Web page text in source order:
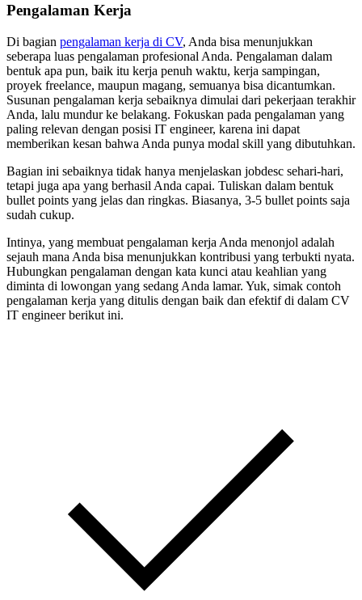
Pengalaman Kerja
Di bagian pengalaman kerja di CV, Anda bisa menunjukkan
seberapa luas pengalaman profesional Anda. Pengalaman dalam
bentuk apa pun, baik itu kerja penuh waktu, kerja sampingan,
proyek freelance, maupun magang, semuanya bisa dicantumkan.
Susunan pengalaman kerja sebaiknya dimulai dari pekerjaan terakhir
Anda, lalu mundur ke belakang. Fokuskan pada pengalaman yang
paling relevan dengan posisi IT engineer, karena ini dapat
memberikan kesan bahwa Anda punya modal skill yang dibutuhkan.
Bagian ini sebaiknya tidak hanya menjelaskan jobdesc sehari-hari,
tetapi juga apa yang berhasil Anda capai. Tuliskan dalam bentuk
bullet points yang jelas dan ringkas. Biasanya, 3-5 bullet points saja
sudah cukup.
Intinya, yang membuat pengalaman kerja Anda menonjol adalah
sejauh mana Anda bisa menunjukkan kontribusi yang terbukti nyata.
Hubungkan pengalaman dengan kata kunci atau keahlian yang
diminta di lowongan yang sedang Anda lamar. Yuk, simak contoh
pengalaman kerja yang ditulis dengan baik dan efektif di dalam CV
IT engineer berikut ini.